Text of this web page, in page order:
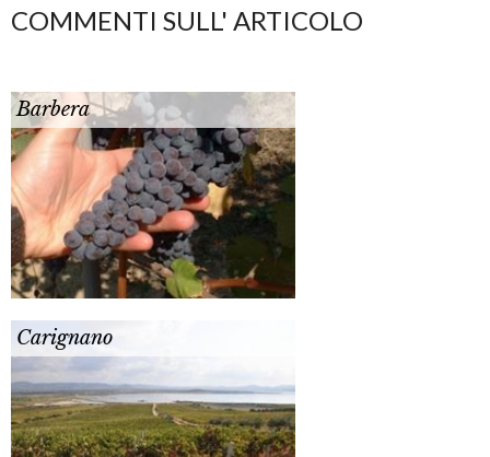
COMMENTI SULL' ARTICOLO
Barbera
Carignano